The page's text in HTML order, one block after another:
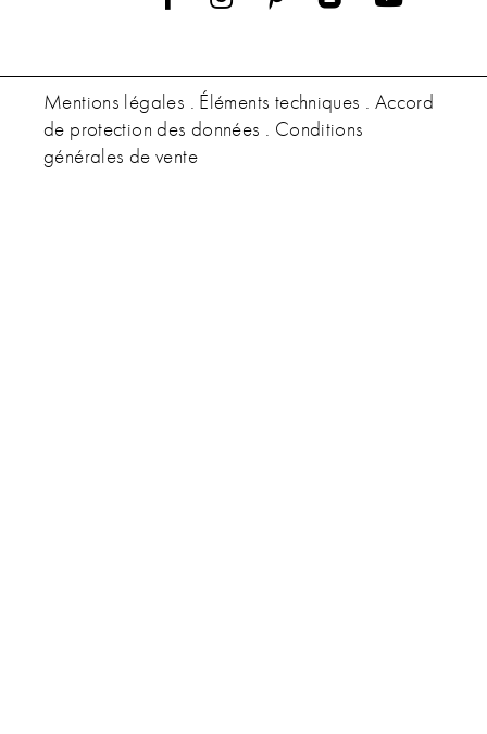
Mentions légales . Éléments techniques . Accord
de protection des données . Conditions
générales de vente